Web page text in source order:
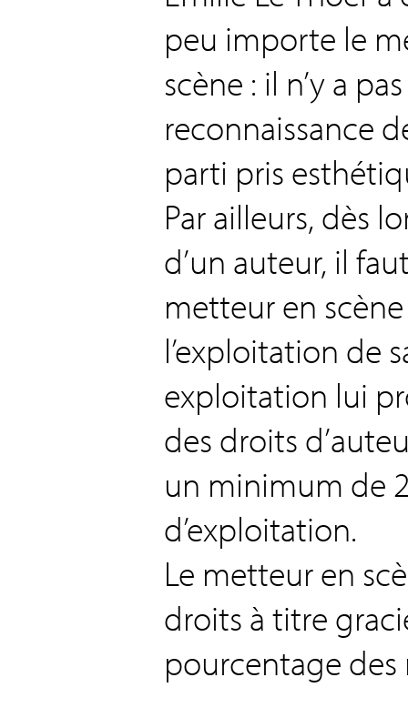
peu importe le
scène : il n’y a
reconnaissance
parti pris
Par ailleurs, dès
d’un auteur, il
metteur en
l’exploitation de
exploitation lui
des droits
un minimum de
d’exploitation.
Le metteur en
droits à titre
pourcentage des